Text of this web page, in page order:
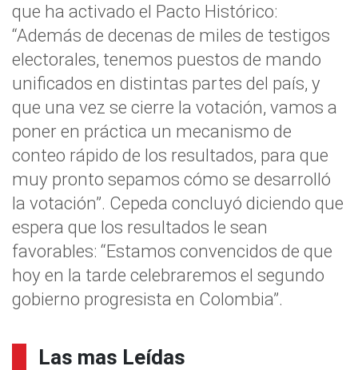
que ha activado el Pacto Histórico:
“Además de decenas de miles de testigos
electorales, tenemos puestos de mando
unificados en distintas partes del país, y
que una vez se cierre la votación, vamos a
poner en práctica un mecanismo de
conteo rápido de los resultados, para que
muy pronto sepamos cómo se desarrolló
la votación”. Cepeda concluyó diciendo que
espera que los resultados le sean
favorables: “Estamos convencidos de que
hoy en la tarde celebraremos el segundo
gobierno progresista en Colombia”.
Las mas Leídas